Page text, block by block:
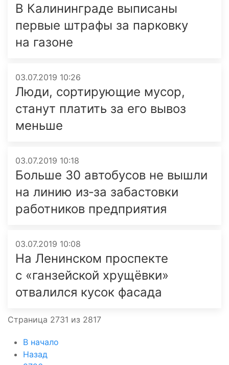
В Калининграде выписаны
первые штрафы за парковку
на газоне
03.07.2019 10:26
Люди, сортирующие мусор,
станут платить за его вывоз
меньше
03.07.2019 10:18
Больше 30 автобусов не вышли
на линию из‑за забастовки
работников предприятия
03.07.2019 10:08
На Ленинском проспекте
с «ганзейской хрущёвки»
отвалился кусок фасада
Страница 2731 из 2817
В начало
Назад